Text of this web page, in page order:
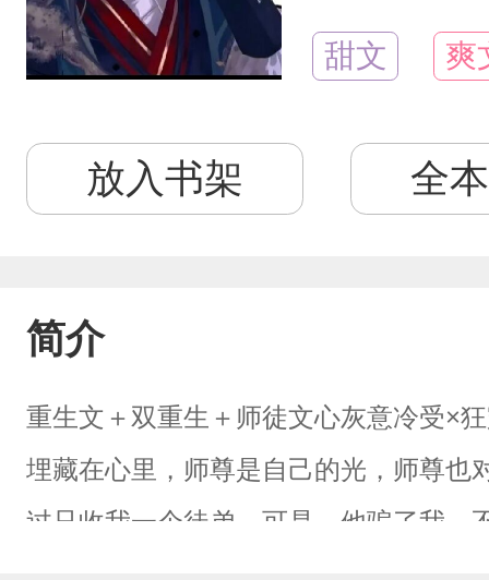
甜文 爽
放入书架 全
简介
重生文＋双重生＋师徒文心灰意冷受×
埋藏在心里，师尊是自己的光，师尊
过只收我一个徒弟，可是…他骗了我，